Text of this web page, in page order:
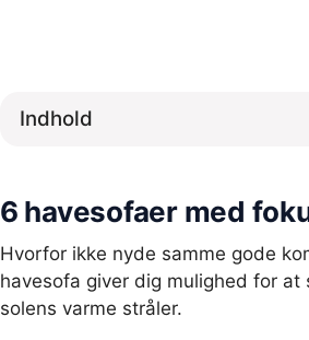
Indhold
6 havesofaer med
Hvorfor ikke nyde samme gode
havesofa giver dig mulighed for
solens varme stråler.